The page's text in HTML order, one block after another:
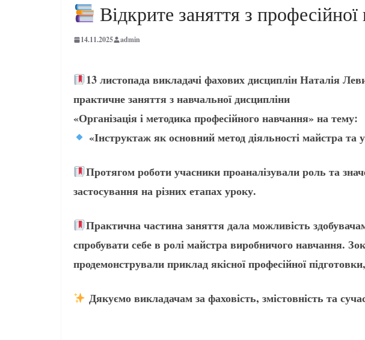
Відкрите заняття з професійної
14.11.2025 admin
13 листопада викладачі фахових дисциплін Наталія
практичне заняття з навчальної дисципліни
«Організація і методика професійного навчання» на тему:
«Інструктаж як основний метод діяльності майстра та
Протягом роботи учасники проаналізували роль та
застосування на різних етапах уроку.
Практична частина заняття дала можливість
спробувати себе в ролі майстра виробничого навчання.
продемонстрували приклад якісної професійної
Дякуємо викладачам за фаховість, змістовність та